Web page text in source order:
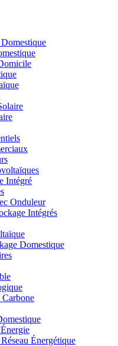
Intégré
Onduleur
Intégrés
Domestique
Énergétique